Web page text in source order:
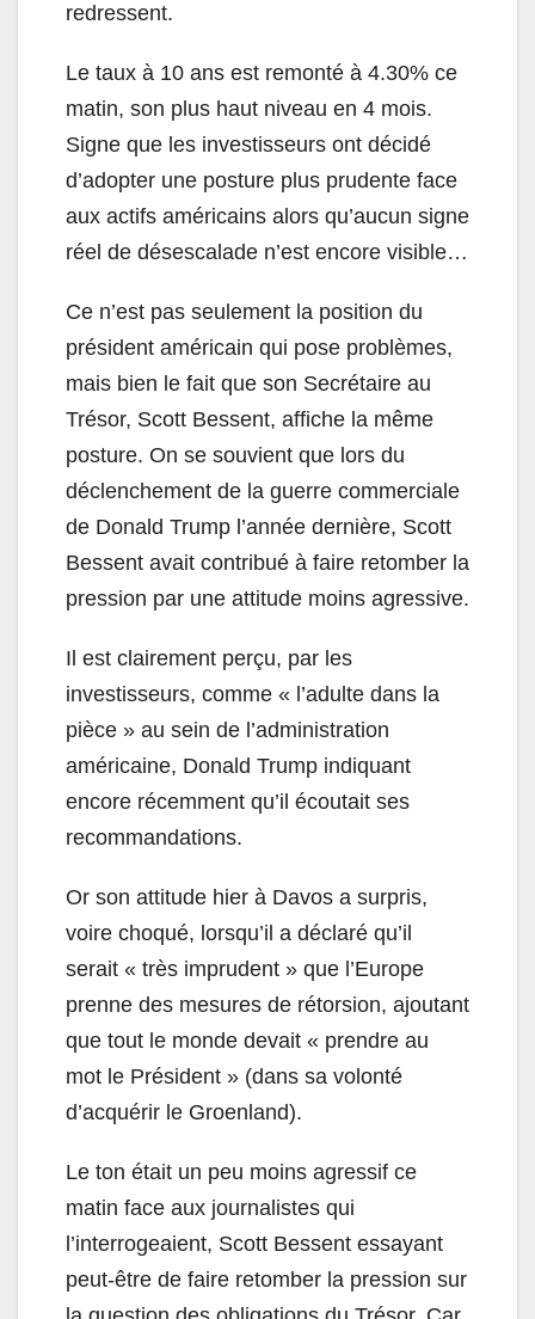
redressent.
Le taux à 10 ans est remonté à 4.30% ce
matin, son plus haut niveau en 4 mois.
Signe que les investisseurs ont décidé
d’adopter une posture plus prudente face
aux actifs américains alors qu’aucun signe
réel de désescalade n’est encore visible…
Ce n’est pas seulement la position du
président américain qui pose problèmes,
mais bien le fait que son Secrétaire au
Trésor, Scott Bessent, affiche la même
posture. On se souvient que lors du
déclenchement de la guerre commerciale
de Donald Trump l’année dernière, Scott
Bessent avait contribué à faire retomber la
pression par une attitude moins agressive.
Il est clairement perçu, par les
investisseurs, comme « l’adulte dans la
pièce » au sein de l’administration
américaine, Donald Trump indiquant
encore récemment qu’il écoutait ses
recommandations.
Or son attitude hier à Davos a surpris,
voire choqué, lorsqu’il a déclaré qu’il
serait « très imprudent » que l’Europe
prenne des mesures de rétorsion, ajoutant
que tout le monde devait « prendre au
mot le Président » (dans sa volonté
d’acquérir le Groenland).
Le ton était un peu moins agressif ce
matin face aux journalistes qui
l’interrogeaient, Scott Bessent essayant
peut-être de faire retomber la pression sur